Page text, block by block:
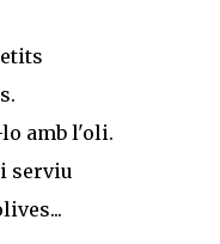
amb l'oli.
serviu